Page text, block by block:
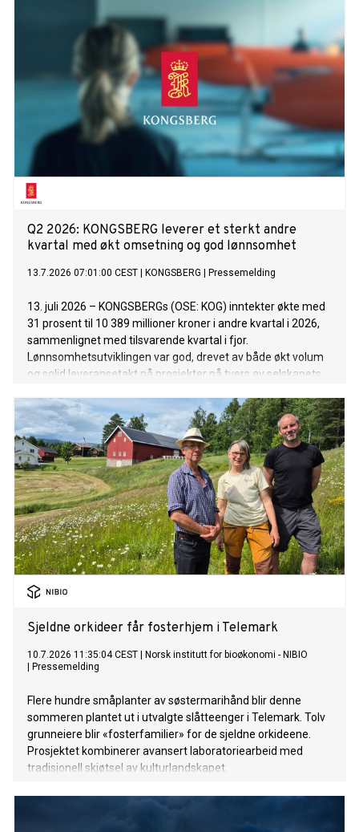
Q2 2026: KONGSBERG leverer et sterkt andre
kvartal med økt omsetning og god lønnsomhet
13.7.2026 07:01:00 CEST KONGSBERG Pressemelding
13. juli 2026 – KONGSBERGs (OSE: KOG) inntekter økte med
31 prosent til 10 389 millioner kroner i andre kvartal i 2026,
sammenlignet med tilsvarende kvartal i fjor.
Lønnsomhetsutviklingen var god, drevet av både økt volum
og solid leveransetakt på prosjekter på tvers av selskapets
Sjeldne orkideer får fosterhjem i Telemark
10.7.2026 11:35:04 CEST
Norsk institutt for bioøkonomi - NIBIO
Pressemelding
Flere hundre småplanter av søstermarihånd blir denne
sommeren plantet ut i utvalgte slåtteenger i Telemark. Tolv
grunneiere blir «fosterfamilier» for de sjeldne orkideene.
Prosjektet kombinerer avansert laboratoriearbeid med
tradisjonell skjøtsel av kulturlandskapet.